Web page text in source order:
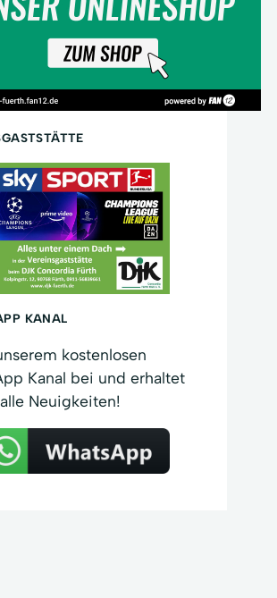
KANAL
kostenlosen
Kanal bei und erhaltet
Neuigkeiten!